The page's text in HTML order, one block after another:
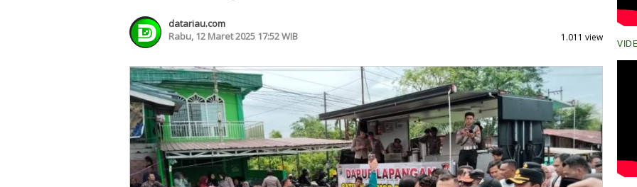
datariau.com
Rabu, 12 Maret 2025 17:52 WIB
1.011 view